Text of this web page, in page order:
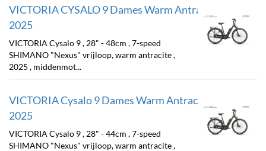
VICTORIA CYSALO 9 Dames Warm Antracite 48cm
2025
VICTORIA Cysalo 9 , 28" - 48cm , 7-speed
SHIMANO "Nexus" vrijloop, warm antracite ,
2025 , middenmot...
VICTORIA Cysalo 9 Dames Warm Antracite 44cm
2025
VICTORIA Cysalo 9 , 28" - 44cm , 7-speed
SHIMANO "Nexus" vrijloop, warm antracite ,